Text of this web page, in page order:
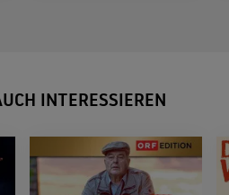
INTERESSIEREN